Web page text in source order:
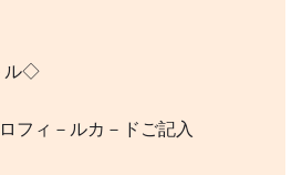
ル◇
フィ－ルカ－ドご記入